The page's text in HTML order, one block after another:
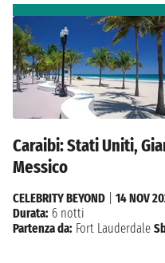
Caraibi: Stati Uniti,
Messico
CELEBRITY BEYOND
14 NOV
Durata: 6 notti
Partenza da: Fort Lauderdale